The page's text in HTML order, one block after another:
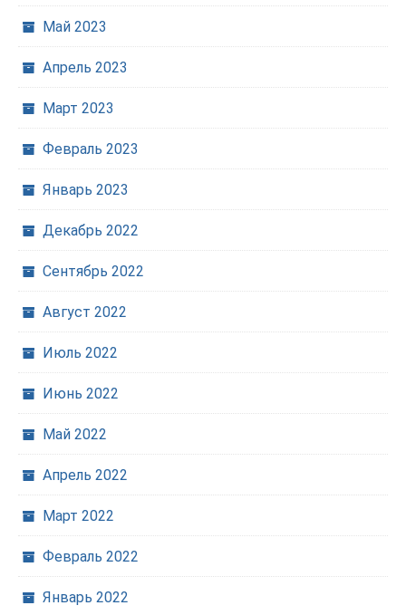
Май 2023
Апрель 2023
Март 2023
Февраль 2023
Январь 2023
Декабрь 2022
Сентябрь 2022
Август 2022
Июль 2022
Июнь 2022
Май 2022
Апрель 2022
Март 2022
Февраль 2022
Январь 2022